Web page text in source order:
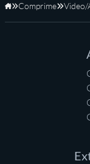
Inicio
Comprime Video/